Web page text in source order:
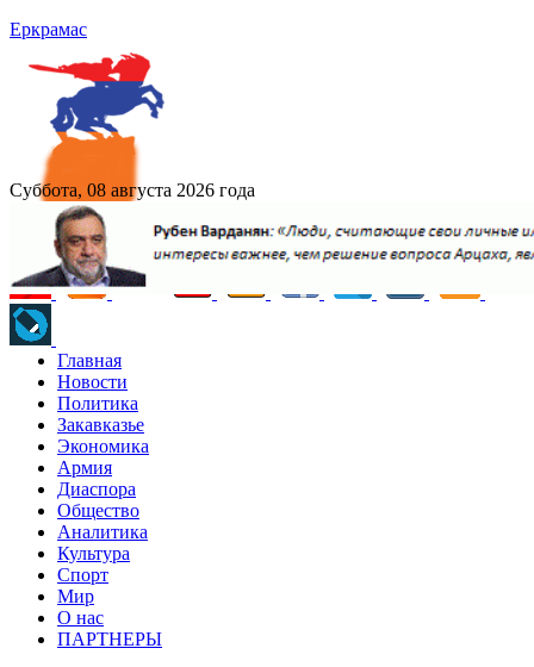
Еркрамас
Суббота, 08 августа 2026 года
Главная
Новости
Политика
Закавказье
Экономика
Армия
Диаспора
Общество
Аналитика
Культура
Спорт
Мир
О нас
ПАРТНЕРЫ